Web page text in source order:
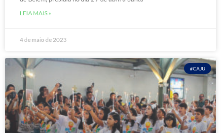
LEIA MAIS »
4 de maio de 2023
#CAJU